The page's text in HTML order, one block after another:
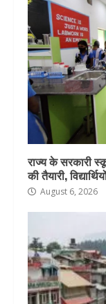
राज्य के सरकारी
की तैयारी,
August 6, 2026